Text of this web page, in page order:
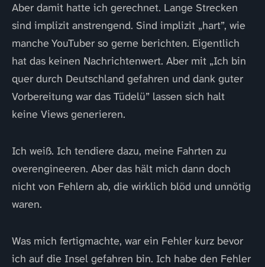
Aber damit hatte ich gerechnet. Lange Strecken
sind implizit anstrengend. Sind implizit „hart”, wie
manche YouTuber so gerne berichten. Eigentlich
hat das keinen Nachrichtenwert. Aber mit „Ich bin
quer durch Deutschland gefahren und dank guter
Vorbereitung war das Tüdelü” lassen sich halt
keine Views generieren.
Ich weiß. Ich tendiere dazu, meine Fahrten zu
overengineeren. Aber das hält mich dann doch
nicht von Fehlern ab, die wirklich blöd und unnötig
waren.
Was mich fertigmachte, war ein Fehler kurz bevor
ich auf die Insel gefahren bin. Ich habe den Fehler